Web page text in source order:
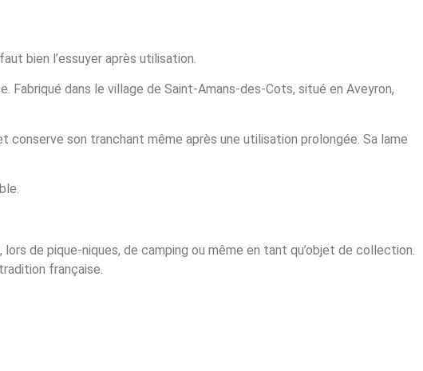
bien l’essuyer après utilisation.
dans le village de Saint-Amans-des-Cots, situé en Aveyron,
son tranchant même après une utilisation prolongée. Sa lame
de pique-niques, de camping ou même en tant qu’objet de collection.
française.